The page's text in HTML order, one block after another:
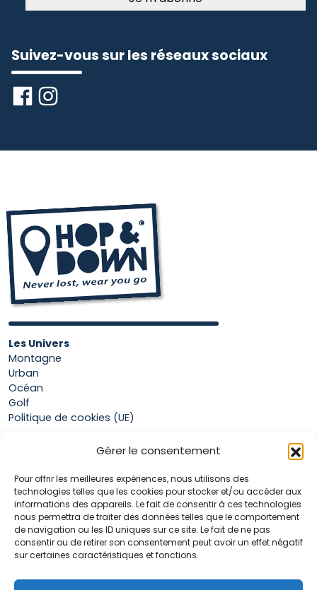
Gérer le consentement
Pour offrir les meilleures expériences, nous utilisons des
technologies telles que les cookies pour stocker et/ou accéder aux
informations des appareils. Le fait de consentir à ces technologies
nous permettra de traiter des données telles que le comportement
de navigation ou les ID uniques sur ce site. Le fait de ne pas
consentir ou de retirer son consentement peut avoir un effet négatif
sur certaines caractéristiques et fonctions.
Suivez-vous sur les réseaux sociaux
Les Univers
Montagne
Urban
Océan
Golf
Politique de cookies (UE)
Mon compte
Panier
Conditions générales de vente
La marque Hop & Down